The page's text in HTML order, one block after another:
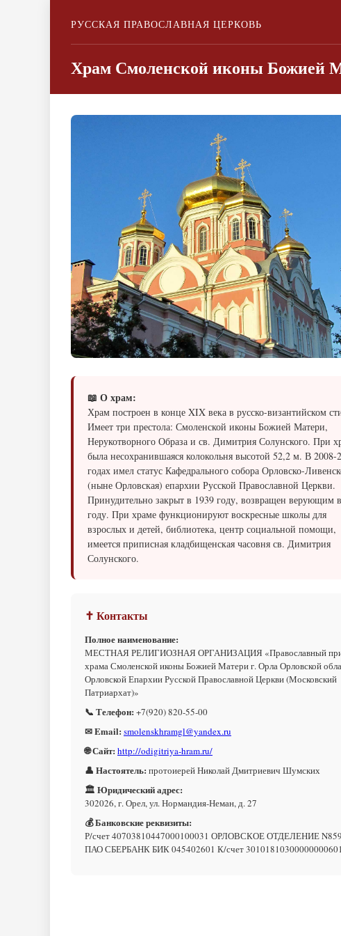
РУССКАЯ ПРАВОСЛАВНАЯ ЦЕРКОВЬ
Храм Смоленской иконы Божией
📖 О храм:
Храм построен в конце XIX века в русско-византийском
Имеет три престола: Смоленской иконы Божией Матери,
Нерукотворного Образа и св. Димитрия Солунского. При
была несохранившаяся колокольня высотой 52,2 м. В 2008-
годах имел статус Кафедрального собора Орловско-
(ныне Орловская) епархии Русской Православной Церкви.
Принудительно закрыт в 1939 году, возвращен верующим
году. При храме функционируют воскресные школы для
взрослых и детей, библиотека, центр социальной помощи,
имеется приписная кладбищенская часовня св. Димитрия
Солунского.
✝ Контакты
Полное наименование:
МЕСТНАЯ РЕЛИГИОЗНАЯ ОРГАНИЗАЦИЯ «Православный
храма Смоленской иконы Божией Матери г. Орла Орловской
Орловской Епархии Русской Православной Церкви (Московский
Патриархат)»
📞 Телефон: +7(920) 820-55-00
✉ Email: smolenskhramgl@yandex.ru
🌐 Сайт: http://odigitriya-hram.ru/
👤 Настоятель: протоиерей Николай Дмитриевич Шумских
🏛 Юридический адрес:
302026, г. Орел, ул. Нормандия-Неман, д. 27
💰 Банковские реквизиты:
Р/счет 40703810447000100031 ОРЛОВСКОЕ ОТДЕЛЕНИЕ
ПАО СБЕРБАНК БИК 045402601 К/счет 30101810300000000601